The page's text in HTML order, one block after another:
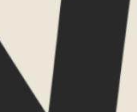
travel planner